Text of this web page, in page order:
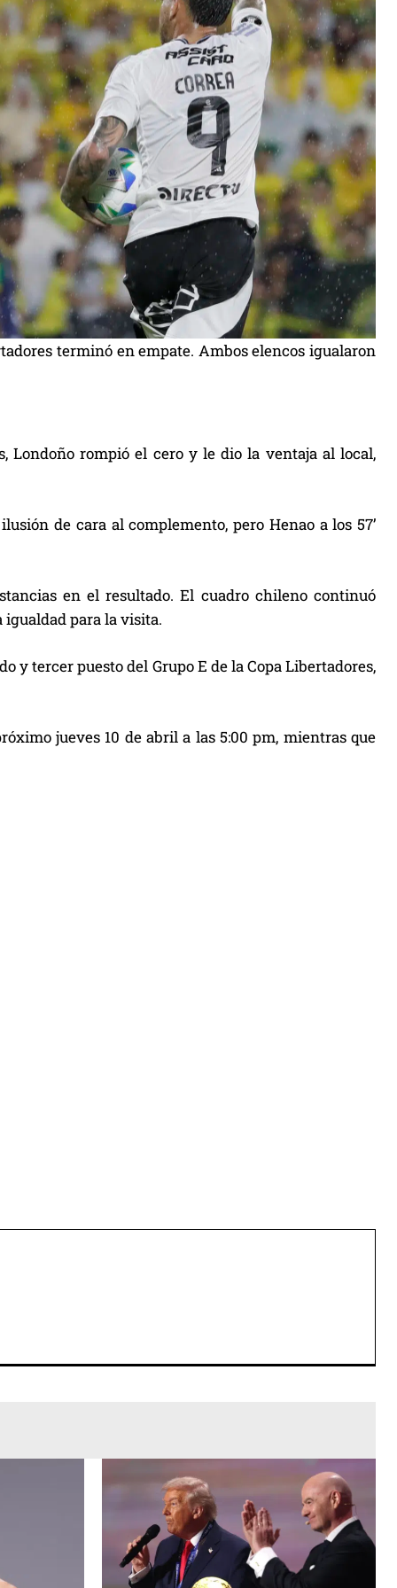
terminó en empate. Ambos elencos igualaron
Londoño rompió el cero y le dio la ventaja al local,
de cara al complemento, pero Henao a los 57’
en el resultado. El cuadro chileno continuó
igualdad para la visita.
y tercer puesto del Grupo E de la Copa Libertadores,
jueves 10 de abril a las 5:00 pm, mientras que